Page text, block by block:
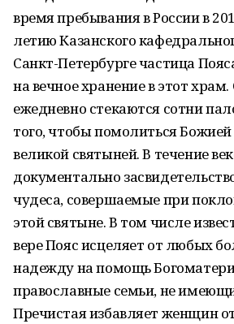
время пребывания в России в
летию Казанского
Санкт-Петербурге частица
на вечное хранение в этот
ежедневно стекаются сотни
того, чтобы помолиться
великой святыней. В течение
документально
чудеса, совершаемые при
этой святыне. В том числе
вере Пояс исцеляет от любых
надежду на помощь
православные семьи, не
Пречистая избавляет женщин